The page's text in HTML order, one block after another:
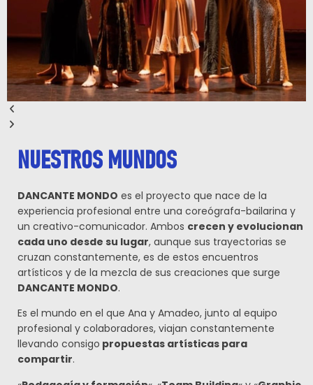
NUESTROS MUNDOS
DANCANTE MONDO es el proyecto que nace de la
experiencia profesional entre una coreógrafa-bailarina y
un creativo-comunicador. Ambos crecen y evolucionan
cada uno desde su lugar, aunque sus trayectorias se
cruzan constantemente, es de estos encuentros
artísticos y de la mezcla de sus creaciones que surge
DANCANTE MONDO.
Es el mundo en el que Ana y Amadeo, junto al equipo
profesional y colaboradores, viajan constantemente
llevando consigo propuestas artísticas para
compartir.